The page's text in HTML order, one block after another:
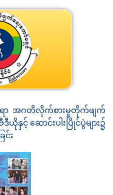
ရာ အဂတိလိုက်စားမှုတိုက်ဖျက်
နှင့် ဆောင်းပါးပြိုင်ပွဲများ၌
င်း